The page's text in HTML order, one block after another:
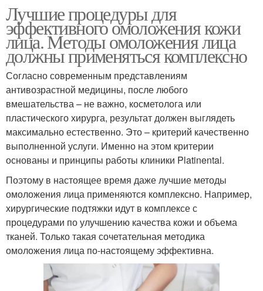
Лучшие процедуры для
эффективного омоложения кожи
лица. Методы омоложения лица
должны применяться комплексно
Согласно современным представлениям
антивозрастной медицины, после любого
вмешательства – не важно, косметолога или
пластического хирурга, результат должен выглядеть
максимально естественно. Это – критерий качественно
выполненной услуги. Именно на этом критерии
основаны и принципы работы клиники Platinental.
Поэтому в настоящее время даже лучшие методы
омоложения лица применяются комплексно. Например,
хирургические подтяжки идут в комплексе с
процедурами по улучшению качества кожи и объема
тканей. Только такая сочетательная методика
омоложения лица по-настоящему эффективна.